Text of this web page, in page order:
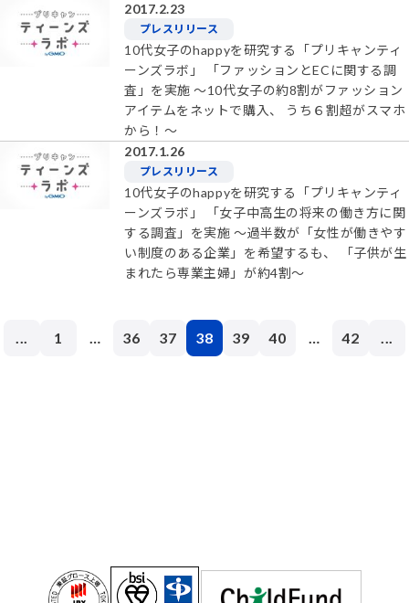
2017.2.23
プレスリリース
10代女子のhappyを研究する「プリキャンティ
ーンズラボ」 「ファッションとECに関する調
査」を実施 ～10代女子の約8割がファッション
アイテムをネットで購入、 うち６割超がスマホ
から！～
2017.1.26
プレスリリース
10代女子のhappyを研究する「プリキャンティ
ーンズラボ」 「女子中高生の将来の働き方に関
する調査」を実施 ～過半数が「女性が働きやす
い制度のある企業」を希望するも、 「子供が生
まれたら専業主婦」が約4割～
... 1 … 36 37 38 39 40 … 42 ...